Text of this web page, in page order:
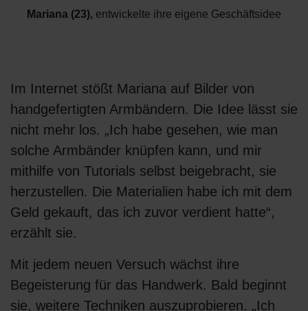
Mariana (23), entwickelte ihre eigene Geschäftsidee
Im Internet stößt Mariana auf Bilder von
handgefertigten Armbändern. Die Idee lässt sie
nicht mehr los. „Ich habe gesehen, wie man
solche Armbänder knüpfen kann, und mir
mithilfe von Tutorials selbst beigebracht, sie
herzustellen. Die Materialien habe ich mit dem
Geld gekauft, das ich zuvor verdient hatte“,
erzählt sie.
Mit jedem neuen Versuch wächst ihre
Begeisterung für das Handwerk. Bald beginnt
sie, weitere Techniken auszuprobieren. „Ich